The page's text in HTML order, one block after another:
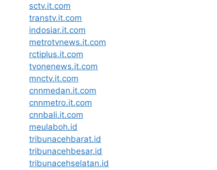
sctv.it.com
transtv.it.com
indosiar.it.com
metrotvnews.it.com
rctiplus.it.com
tvonenews.it.com
mnctv.it.com
cnnmedan.it.com
cnnmetro.it.com
cnnbali.it.com
meulaboh.id
tribunacehbarat.id
tribunacehbesar.id
tribunacehselatan.id